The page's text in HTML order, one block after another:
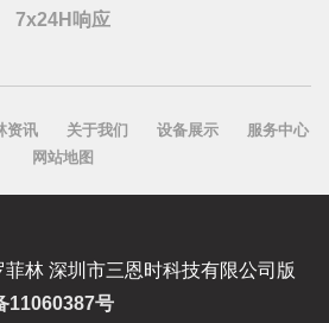
7x24H响应
资讯 关于我们 设备展示
服务中心
网站地图
林 深圳市三恩时科技有限公司版
11060387号